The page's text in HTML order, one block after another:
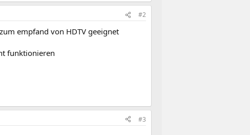
#2
empfand von HDTV geeignet
funktionieren
#3